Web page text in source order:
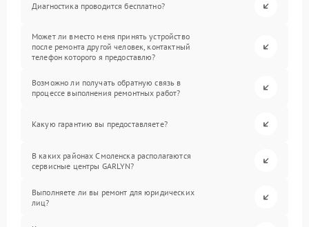
Диагностика проводится бесплатно?
Может ли вместо меня принять устройство
после ремонта другой человек, контактный
телефон которого я предоставлю?
Возможно ли получать обратную связь в
процессе выполнения ремонтных работ?
Какую гарантию вы предоставляете?
В каких районах Смоленска располагаются
сервисные центры GARLYN?
Выполняете ли вы ремонт для юридических
лиц?